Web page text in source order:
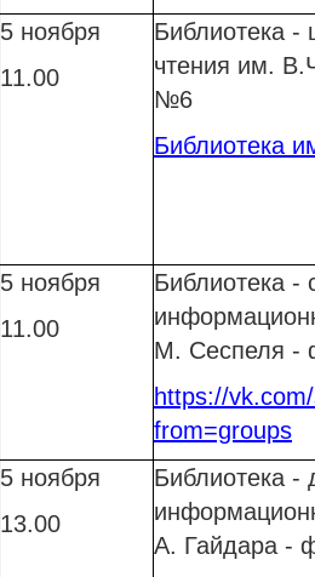
5 ноября
11.00
Библиотека -
чтения им.
№6
Библиотека
5 ноября
11.00
Библиотека -
М. Сеспеля -
https://
from=groups
5 ноября
13.00
Библиотека -
А. Гайдара -